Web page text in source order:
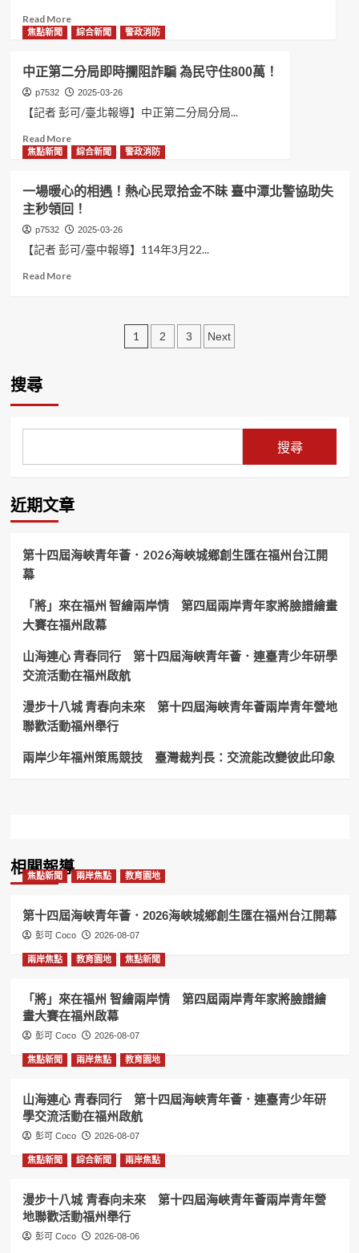
頒
獎
禮！
中-
臺
市
私
立
靜
高
中
團
及
合
唱
團
創
育
力！
Read MoreRead
more
警
政
署
行
仍
應
讓
救
護
車
侮
公
焦點新聞 綜合新聞 警政消防
中正第二分局即時攔阻詐騙 為民守住800萬！
p7532 2025-03-26
【記者 彭可/臺北報導】中正第二分局分局...
Read MoreRead
more
中
正
第
二
分
局
即
800
焦點新聞 綜合新聞 警政消防
一場暖心的相遇！熱心民眾拾金不昧 臺中潭北警協助失
主秒領回！
p7532 2025-03-26
【記者 彭可/臺中報導】114年3月22...
Read MoreRead
熱
金
臺
中
警
協
失
主
秒
領
回！
文
1 2 3 Next
搜尋
搜尋
近期文章
第十四屆海峽青年薈．2026海峽城鄉創生匯在福州台江開
幕
「將」來在福州 智繪兩岸情 第四屆兩岸青年家將臉譜繪畫
大賽在福州啟幕
山海連心 青春同行 第十四屆海峽青年薈．連臺青少年研學
交流活動在福州啟航
漫步十八城 青春向未來 第十四屆海峽青年薈兩岸青年營地
聯歡活動福州舉行
兩岸少年福州策馬競技 臺灣裁判長：交流能改變彼此印象
相關報導
焦點新聞 兩岸焦點 教育園地
第十四屆海峽青年薈．2026海峽城鄉創生匯在福州台江開幕
彭可 Coco 2026-08-07
兩岸焦點 教育園地 焦點新聞
「將」來在福州 智繪兩岸情 第四屆兩岸青年家將臉譜繪
畫大賽在福州啟幕
彭可 Coco 2026-08-07
焦點新聞 兩岸焦點 教育園地
山海連心 青春同行 第十四屆海峽青年薈．連臺青少年研
學交流活動在福州啟航
彭可 Coco 2026-08-07
焦點新聞 綜合新聞 兩岸焦點
漫步十八城 青春向未來 第十四屆海峽青年薈兩岸青年營
地聯歡活動福州舉行
彭可 Coco 2026-08-06